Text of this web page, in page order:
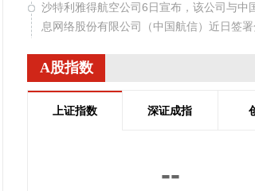
沙特利雅得航空公司6日宣布，该公司与中
息网络股份有限公司（中国航信）近日签
空互联互通。 根据协议，双方将围绕全渠道
代航空零售、数字化创新及未来旅客体验等
合作。此协议还支持利雅得航空持续拓展包
一博科技8月6日接受机构调研时表示，截至
A股指数
上证指数 深证成指
--